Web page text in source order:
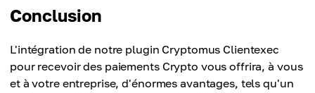
Conclusion
L'intégration de notre plugin Cryptomus Clientexec
pour recevoir des paiements Crypto vous offrira, à vous
et à votre entreprise, d'énormes avantages, tels qu'un